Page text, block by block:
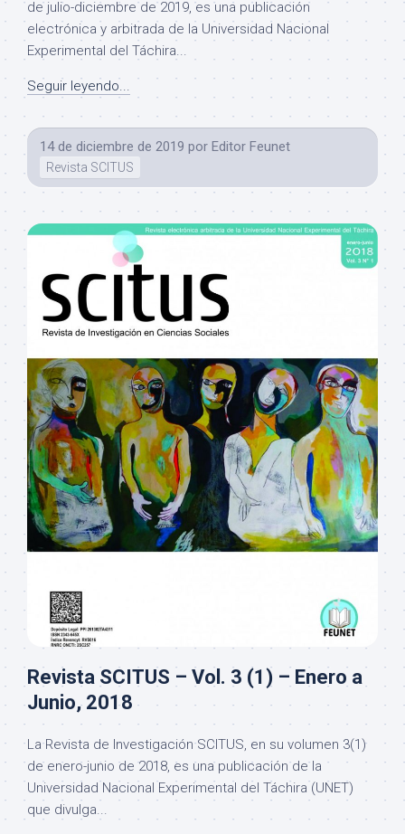
de julio-diciembre de 2019, es una publicación
electrónica y arbitrada de la Universidad Nacional
Experimental del Táchira...
Seguir leyendo...
14 de diciembre de 2019 por Editor Feunet
Revista SCITUS
Revista SCITUS – Vol. 3 (1) – Enero a
Junio, 2018
La Revista de Investigación SCITUS, en su volumen 3(1)
de enero-junio de 2018, es una publicación de la
Universidad Nacional Experimental del Táchira (UNET)
que divulga...